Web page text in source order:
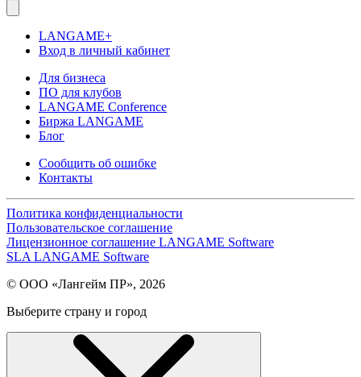
LANGAME+
Вход в личный кабинет
Для бизнеса
ПО для клубов
LANGAME Conference
Биржа LANGAME
Блог
Сообщить об ошибке
Контакты
Политика конфиденциальности
Пользовательское соглашение
Лицензионное соглашение LANGAME Software
SLA LANGAME Software
© ООО «Лангейм ПР», 2026
Выберите страну и город